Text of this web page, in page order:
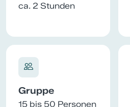
ca. 2 Stunden
Gruppe
15 bis 50 Personen